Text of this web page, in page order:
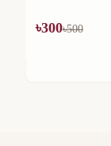
৳300৳500